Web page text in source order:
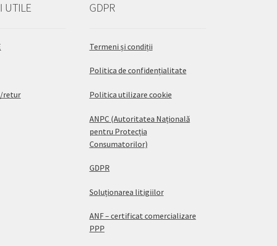
UTILE
retur
GDPR
Termeni și condiții
Politica de confidențialitate
Politica utilizare cookie
ANPC (Autoritatea Națională
pentru Protecția
Consumatorilor)
GDPR
Soluționarea litigiilor
ANF – certificat comercializare
PPP